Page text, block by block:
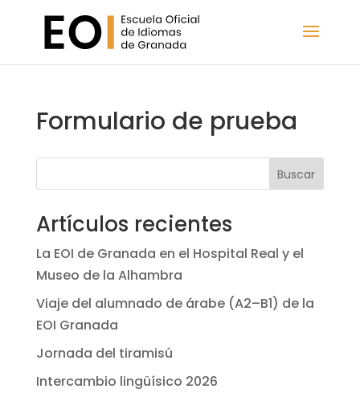
Formulario de prueba
Buscar
Artículos recientes
La EOI de Granada en el Hospital Real y el
Museo de la Alhambra
Viaje del alumnado de árabe (A2–B1) de la
EOI Granada
Jornada del tiramisú
Intercambio lingüísico 2026